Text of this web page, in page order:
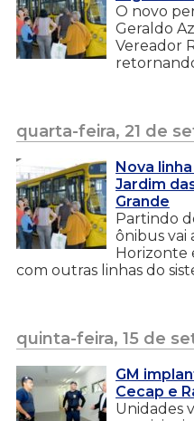
O novo
Geraldo
Vereador
quarta-feira, 21 de
Nova
Jardim
Grande
Partindo
ônibus vai
Horizonte
com outras linhas do
quinta-feira, 15 de
GM
Cecap e
Unidades